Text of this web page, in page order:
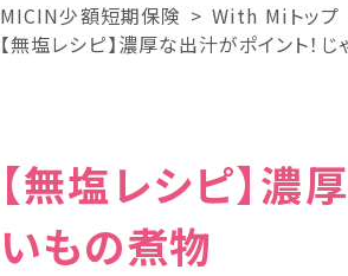
MICIN少額短期保険 With Miトップ
【無塩レシピ】濃厚な出汁がポイント！
【無塩レシピ】濃
いもの煮物